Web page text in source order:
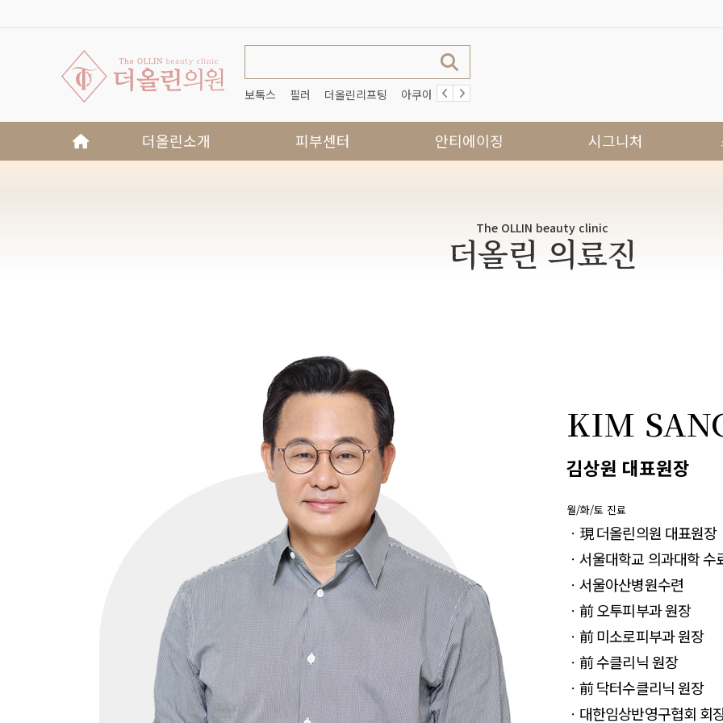
보톡스 필러 더올린리프팅 아쿠아필 슈링크유니버스
메인 메뉴 더올린소개 피부센터 안티에이징 시그니처
The OLLIN beauty clinic
더올린 의료진
KIM
김상원 대표원장
월/화/토 진료
ㆍ現 더올린의원 대표원장
ㆍ서울대학교 의과대학 수
ㆍ서울아산병원수련
ㆍ前 오투피부과 원장
ㆍ前 미소로피부과 원장
ㆍ前 수클리닉 원장
ㆍ前 닥터수클리닉 원장
ㆍ대한임상반영구협회 회